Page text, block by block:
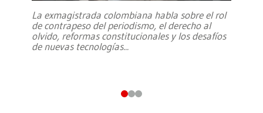
La exmagistrada colombiana habla sobre el rol
de contrapeso del periodismo, el derecho al
olvido, reformas constitucionales y los desafíos
de nuevas tecnologías...